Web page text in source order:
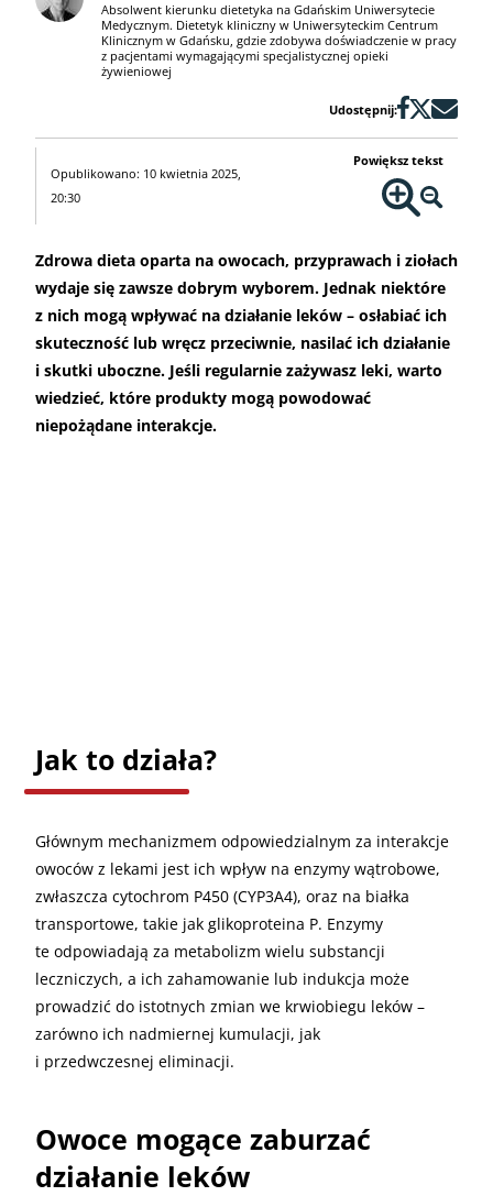
Absolwent kierunku dietetyka na Gdańskim Uniwersytecie
Medycznym. Dietetyk kliniczny w Uniwersyteckim Centrum
Klinicznym w Gdańsku, gdzie zdobywa doświadczenie w pracy
z pacjentami wymagającymi specjalistycznej opieki
żywieniowej
Udostępnij:
Opublikowano: 10 kwietnia 2025,
20:30
Powiększ tekst
Zdrowa dieta oparta na owocach, przyprawach i ziołach
wydaje się zawsze dobrym wyborem. Jednak niektóre
z nich mogą wpływać na działanie leków – osłabiać ich
skuteczność lub wręcz przeciwnie, nasilać ich działanie
i skutki uboczne. Jeśli regularnie zażywasz leki, warto
wiedzieć, które produkty mogą powodować
niepożądane interakcje.
Jak to działa?
Głównym mechanizmem odpowiedzialnym za interakcje
owoców z lekami jest ich wpływ na enzymy wątrobowe,
zwłaszcza cytochrom P450 (CYP3A4), oraz na białka
transportowe, takie jak glikoproteina P. Enzymy
te odpowiadają za metabolizm wielu substancji
leczniczych, a ich zahamowanie lub indukcja może
prowadzić do istotnych zmian we krwiobiegu leków –
zarówno ich nadmiernej kumulacji, jak
i przedwczesnej eliminacji.
Owoce mogące zaburzać
działanie leków